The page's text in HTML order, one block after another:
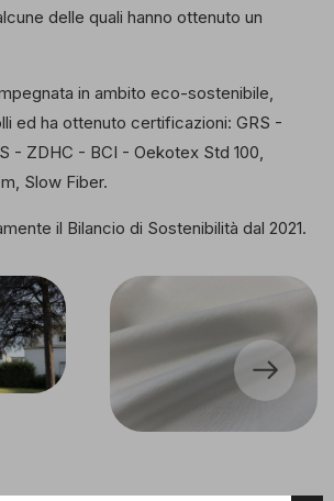
delle quali hanno ottenuto un
in ambito eco-sostenibile,
ed ha ottenuto certificazioni: GRS -
- ZDHC - BCI - Oekotex Std 100,
Slow Fiber.
il Bilancio di Sostenibilità dal 2021.